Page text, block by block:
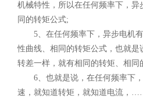
机械特性，所以在任何频率下，异
同的转矩公式;
5、在任何频率下，异步电机有
性曲线、相同的转矩公式，也就
转差一样，就有相同的转矩、相
6、也就是说，在任何频率下，
速，就知道转矩，就知道电流，